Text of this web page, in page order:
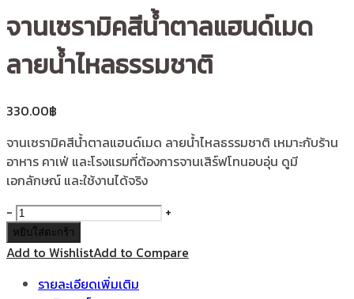
จานเซรามิคสีน้ำตาลแฮนด์เมด
ลายน้ำไหลธรรมชาติ
330.00฿
จานเซรามิคสีน้ำตาลแฮนด์เมด ลายน้ำไหลธรรมชาติ เหมาะกับร้าน
อาหาร คาเฟ่ และโรงแรมที่ต้องการจานเสิร์ฟโทนอบอุ่น ดูมี
เอกลักษณ์ และใช้งานได้จริง
- จำนวน
จาน
เซรามิค
น้ำตาล
+
หยิบใส่ตะกร้า
Add to WishlistAdd to Compare
รายละเอียดเพิ่มเติม